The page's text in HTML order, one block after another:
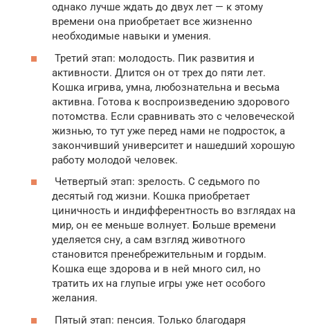
однако лучше ждать до двух лет — к этому
времени она приобретает все жизненно
необходимые навыки и умения.
Третий этап: молодость. Пик развития и
активности. Длится он от трех до пяти лет.
Кошка игрива, умна, любознательна и весьма
активна. Готова к воспроизведению здорового
потомства. Если сравнивать это с человеческой
жизнью, то тут уже перед нами не подросток, а
закончивший университет и нашедший хорошую
работу молодой человек.
Четвертый этап: зрелость. С седьмого по
десятый год жизни. Кошка приобретает
циничность и индифферентность во взглядах на
мир, он ее меньше волнует. Больше времени
уделяется сну, а сам взгляд животного
становится пренебрежительным и гордым.
Кошка еще здорова и в ней много сил, но
тратить их на глупые игры уже нет особого
желания.
Пятый этап: пенсия. Только благодаря